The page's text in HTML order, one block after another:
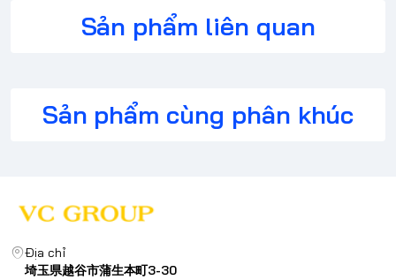
Sản phẩm liên quan
Sản phẩm cùng phân khúc
Địa chỉ
埼玉県越谷市蒲生本町3-30